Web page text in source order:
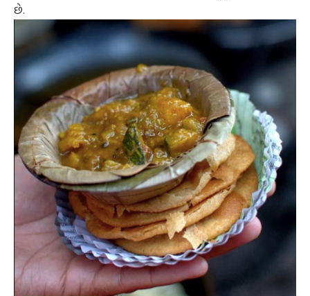
છે.